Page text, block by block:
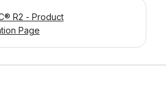
R2 - Product
Page